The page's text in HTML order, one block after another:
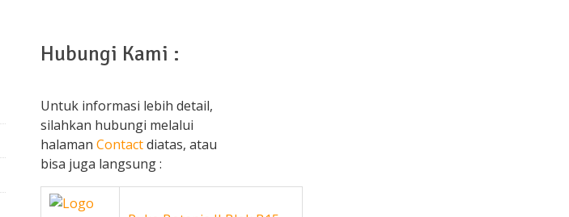
Hubungi Kami :
Untuk informasi lebih detail,
silahkan hubungi melalui
halamanContactdiatas, atau
bisa juga langsung :